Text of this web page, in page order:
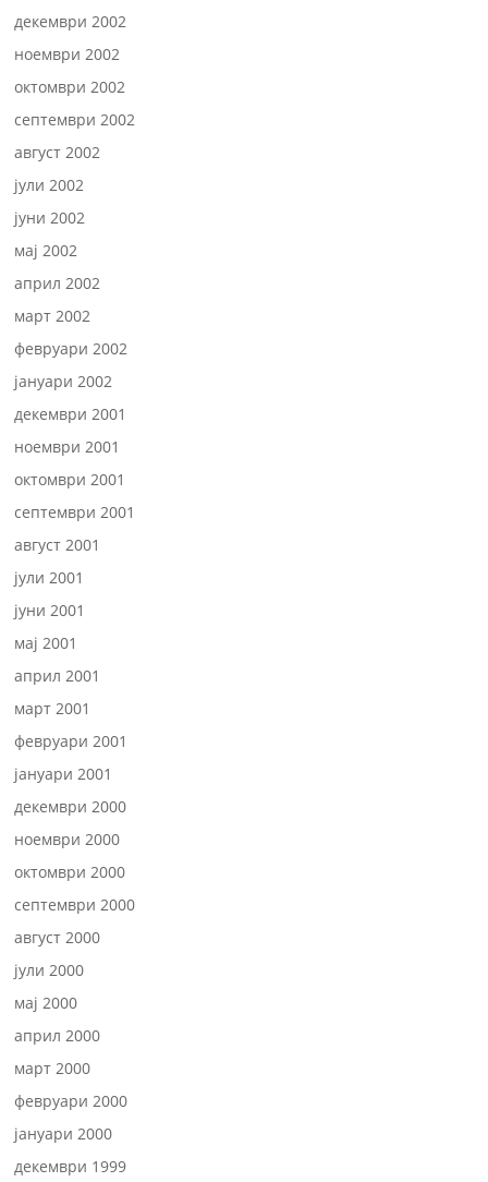
декември 2002
ноември 2002
октомври 2002
септември 2002
август 2002
јули 2002
јуни 2002
мај 2002
април 2002
март 2002
февруари 2002
јануари 2002
декември 2001
ноември 2001
октомври 2001
септември 2001
август 2001
јули 2001
јуни 2001
мај 2001
април 2001
март 2001
февруари 2001
јануари 2001
декември 2000
ноември 2000
октомври 2000
септември 2000
август 2000
јули 2000
мај 2000
април 2000
март 2000
февруари 2000
јануари 2000
декември 1999